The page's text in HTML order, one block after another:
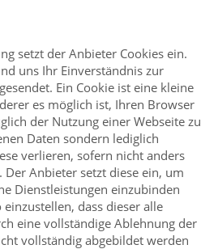
setzt der Anbieter Cookies ein.
uns Ihr Einverständnis zur
Ein Cookie ist eine kleine
es möglich ist, Ihren Browser
der Nutzung einer Webseite zu
Daten sondern lediglich
verlieren, sofern nicht anders
Der Anbieter setzt diese ein, um
Dienstleistungen einzubinden
dass dieser alle
eine vollständige Ablehnung der
vollständig abgebildet werden